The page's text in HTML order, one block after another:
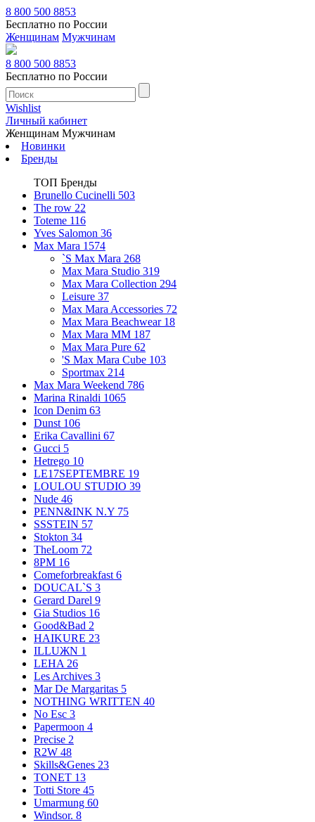
8 800 500 8853
Бесплатно по России
Женщинам Мужчинам
8 800 500 8853
Бесплатно по России
Wishlist
Личный кабинет
Женщинам Мужчинам
Новинки
Бренды
ТОП Бренды
Brunello Cucinelli 503
The row 22
Toteme 116
Yves Salomon 36
Max Mara 1574
`S Max Mara 268
Max Mara Studio 319
Max Mara Collection 294
Leisure 37
Max Mara Accessories 72
Max Mara Beachwear 18
Max Mara MM 187
Max Mara Pure 62
'S Max Mara Cube 103
Sportmax 214
Max Mara Weekend 786
Marina Rinaldi 1065
Icon Denim 63
Dunst 106
Erika Cavallini 67
Gucci 5
Hetrego 10
LE17SEPTEMBRE 19
LOULOU STUDIO 39
Nude 46
PENN&INK N.Y 75
SSSTEIN 57
Stokton 34
TheLoom 72
8PM 16
Comeforbreakfast 6
DOUCAL`S 3
Gerard Darel 9
Gia Studios 16
Good&Bad 2
HAIKURE 23
ILLUЖN 1
LEHA 26
Les Archives 3
Mar De Margaritas 5
NOTHING WRITTEN 40
No Esc 3
Papermoon 4
Precise 2
R2W 48
Skills&Genes 23
TONET 13
Totti Store 45
Umarmung 60
Windsor. 8